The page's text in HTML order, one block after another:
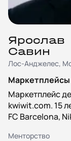
Ярослав
Савин
Лос-Анджелес,
Маркетплейсы
Маркетплейс
kwiwit.com. 15
FC Barcelona,
Менторство